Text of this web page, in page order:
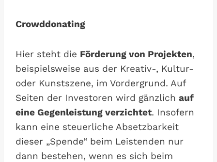
Crowddonating
Hier steht die Förderung von Projekten,
beispielsweise aus der Kreativ-, Kultur-
oder Kunstszene, im Vordergrund. Auf
Seiten der Investoren wird gänzlich auf
eine Gegenleistung verzichtet. Insofern
kann eine steuerliche Absetzbarkeit
dieser „Spende“ beim Leistenden nur
dann bestehen, wenn es sich beim